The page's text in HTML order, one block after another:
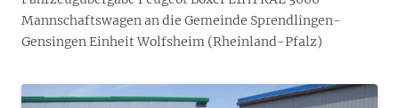
Mannschaftswagen an die Gemeinde Sprendlingen-
Gensingen Einheit Wolfsheim (Rheinland-Pfalz)